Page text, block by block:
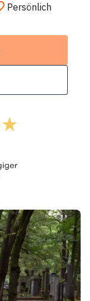
Persönlich